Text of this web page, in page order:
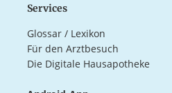
Services
Glossar / Lexikon
Für den Arztbesuch
Die Digitale Hausapotheke